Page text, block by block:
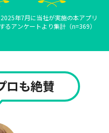
年7月に当社が実施の本アプリ
アンケートより集計（n=369）
ロも絶賛